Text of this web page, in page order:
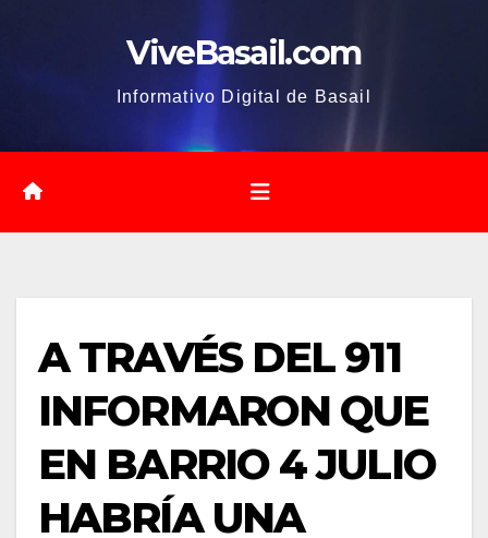
ViveBasail.com
Informativo Digital de Basail
A TRAVÉS DEL 911
INFORMARON QUE
EN BARRIO 4 JULIO
HABRÍA UNA